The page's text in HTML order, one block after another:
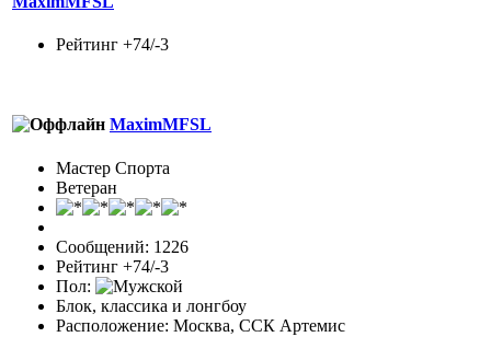
Рейтинг +74/-3
MaximMFSL
Мастер Спорта
Ветеран
Сообщений: 1226
Рейтинг +74/-3
Пол:
Блок, классика и лонгбоу
Расположение: Москва, ССК Артемис